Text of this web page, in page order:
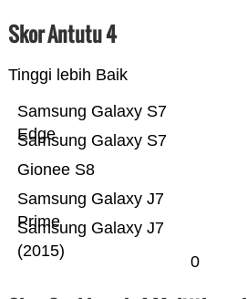
Skor Antutu 4
Tinggi lebih Baik
Samsung Galaxy J7
(2015)
Samsung Galaxy J7
Prime
Gionee S8
Samsung Galaxy S7
Samsung Galaxy S7
Edge
0